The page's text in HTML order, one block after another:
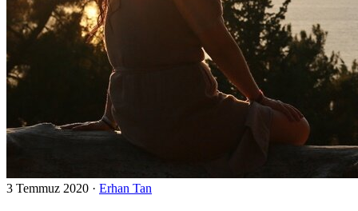
3 Temmuz 2020 · Erhan Tan